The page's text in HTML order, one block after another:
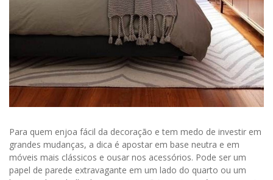
Para quem enjoa fácil da decoração e tem medo de investir em
grandes mudanças, a dica é apostar em base neutra e em
móveis mais clássicos e ousar nos acessórios. Pode ser um
papel de parede extravagante em um lado do quarto ou um